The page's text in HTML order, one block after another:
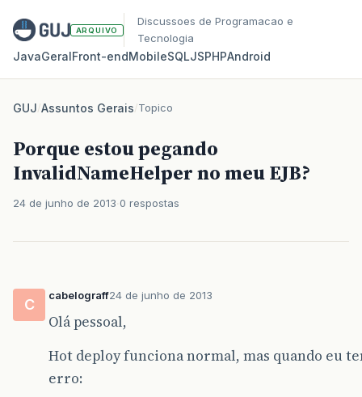
ARQUIVO
Discussoes de Programacao e
Tecnologia
JavaGeralFront‑endMobileSQLJSPHPAndroid
GUJ/Assuntos Gerais/Topico
Porque estou pegando
InvalidNameHelper no meu EJB?
24 de junho de 2013 0 respostas
C
cabelograff24 de junho de 2013
Olá pessoal,
Hot deploy funciona normal, mas quando eu
erro: